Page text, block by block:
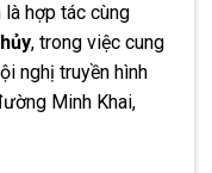
hợp tác cùng
, trong việc cung
nghị truyền hình
Minh Khai,